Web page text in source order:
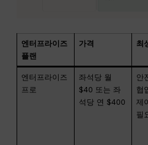
엔터프라이즈
플랜
가격 최
엔터프라이즈
프로
좌석당 월
$40 또는 좌
석당 연 $400
안
협
제
필